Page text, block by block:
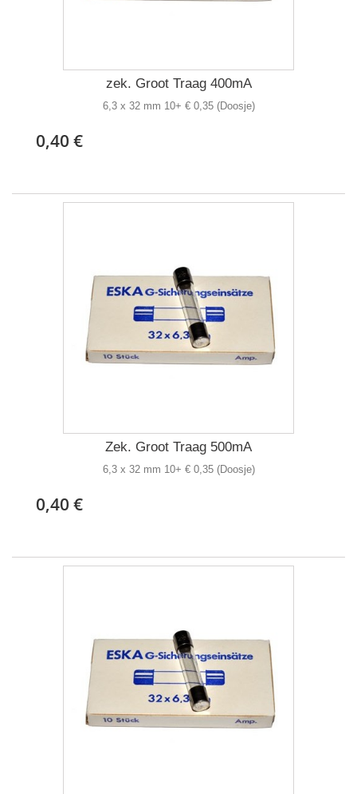
zek. Groot Traag 400mA
6,3 x 32 mm 10+ € 0,35 (Doosje)
0,40 €
Zek. Groot Traag 500mA
6,3 x 32 mm 10+ € 0,35 (Doosje)
0,40 €